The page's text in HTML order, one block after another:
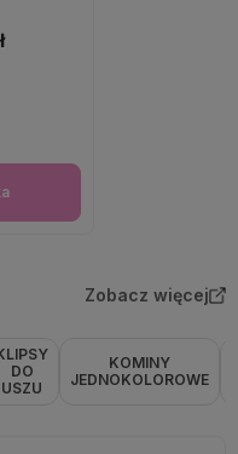
Zobacz więcej
DO
USZU
KOMINY
JEDNOKOLOROWE